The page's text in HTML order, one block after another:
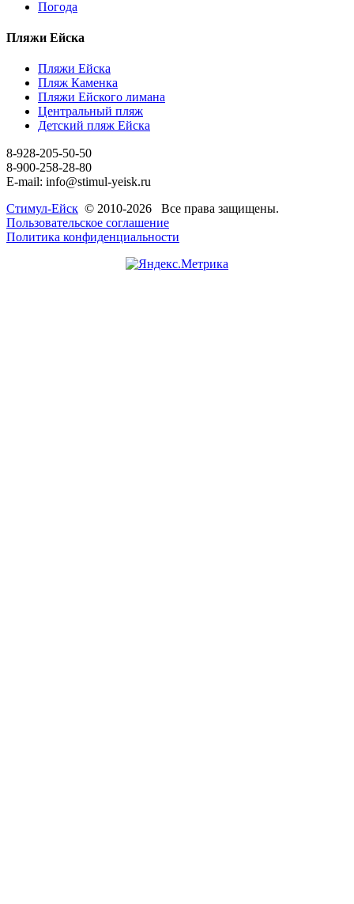
Погода
Пляжи Ейска
Пляжи Ейска
Пляж Каменка
Пляжи Ейского лимана
Центральный пляж
Детский пляж Ейска
8-928-205-50-50
8-900-258-28-80
E-mail: info@stimul-yeisk.ru
Стимул-Ейск © 2010-2026 Все права защищены.
Пользовательское соглашение
Политика конфиденциальности